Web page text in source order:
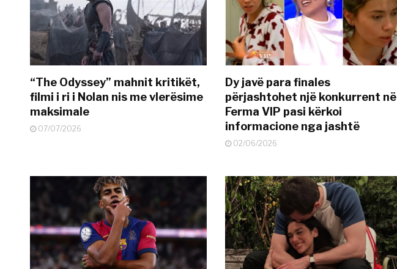
“The Odyssey” mahnit kritikët,
filmi i ri i Nolan nis me vlerësime
maksimale
07/07/2026
Dy javë para finales
përjashtohet një konkurrent në
Ferma VIP pasi kërkoi
informacione nga jashtë
02/06/2026